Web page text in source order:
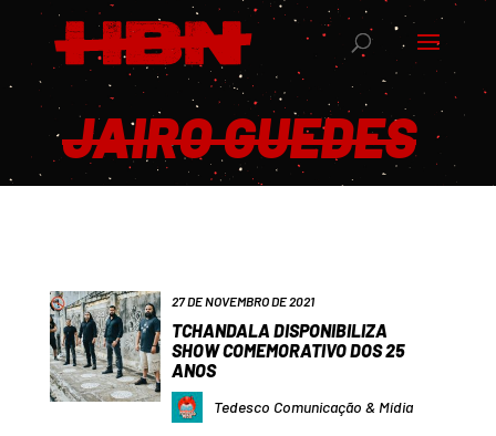
JAIRO GUEDES
27 DE NOVEMBRO DE 2021
TCHANDALA DISPONIBILIZA
SHOW COMEMORATIVO DOS 25
ANOS
Tedesco Comunicação & Mídia